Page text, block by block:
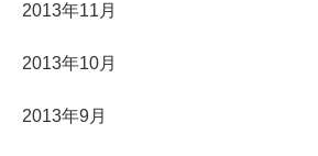
2013年11月
2013年10月
2013年9月